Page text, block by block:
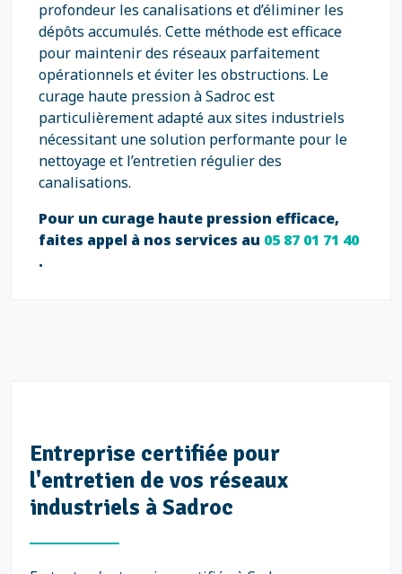
profondeur les canalisations et d’éliminer les
dépôts accumulés. Cette méthode est efficace
pour maintenir des réseaux parfaitement
opérationnels et éviter les obstructions. Le
curage haute pression à Sadroc est
particulièrement adapté aux sites industriels
nécessitant une solution performante pour le
nettoyage et l’entretien régulier des
canalisations.
Pour un curage haute pression efficace,
faites appel à nos services au 05 87 01 71 40
.
Entreprise certifiée pour
l'entretien de vos réseaux
industriels à Sadroc